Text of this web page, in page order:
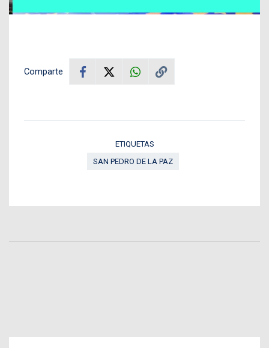
Comparte
ETIQUETAS
SAN PEDRO DE LA PAZ